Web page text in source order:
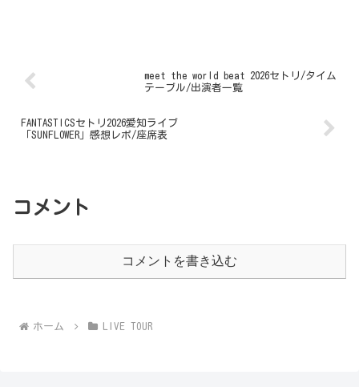
meet the world beat 2026セトリ/タイム
テーブル/出演者一覧
FANTASTICSセトリ2026愛知ライブ
「SUNFLOWER」感想レポ/座席表
コメント
コメントを書き込む
ホーム LIVE TOUR